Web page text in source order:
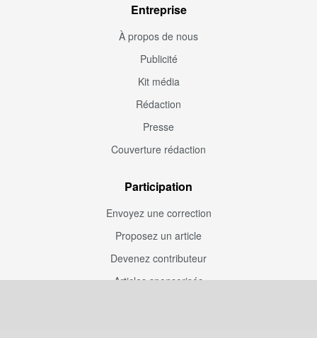
Entreprise
À propos de nous
Publicité
Kit média
Rédaction
Presse
Couverture rédaction
Participation
Envoyez une correction
Proposez un article
Devenez contributeur
Articles sponsorisés